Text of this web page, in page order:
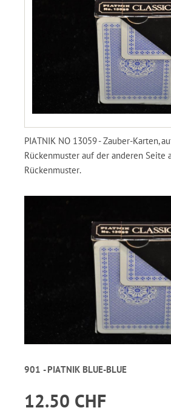
PIATNIK NO 13059 - Zauber-Karten,
Rückenmuster auf der anderen Seite
Rückenmuster.
901 - PIATNIK BLUE-BLUE
12.50 CHF